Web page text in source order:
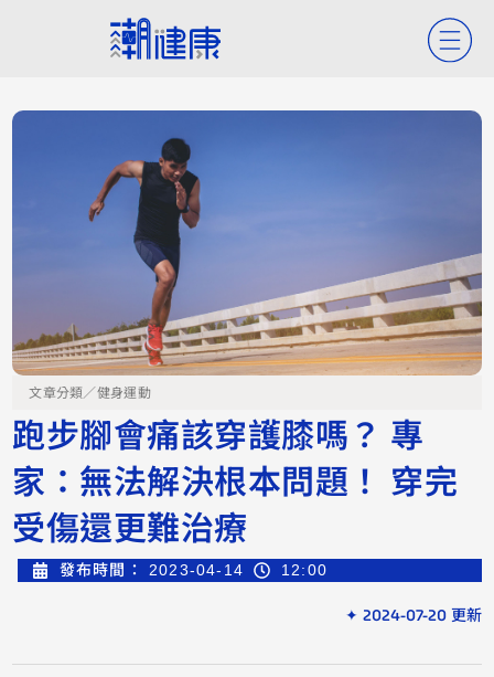
文章分類／健身運動
跑步腳會痛該穿護膝嗎？ 專
家：無法解決根本問題！ 穿完
受傷還更難治療
發布時間： 2023-04-14 12:00
✦ 2024-07-20 更新